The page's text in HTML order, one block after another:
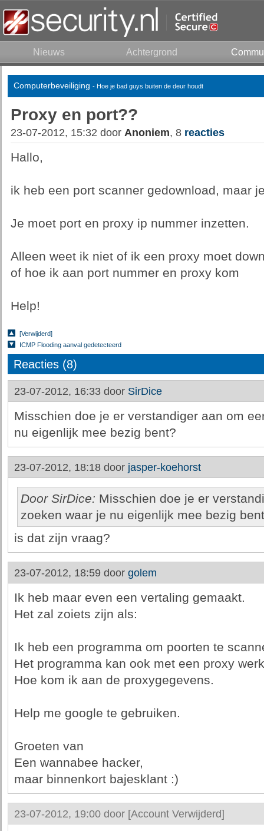
Nieuws Achtergrond
Computerbeveiliging - Hoe je bad guys buiten de deur houdt
Proxy en port??
23-07-2012, 15:32 door Anoniem, 8 reacties
Hallo,
ik heb een port scanner gedownload, maar
Je moet port en proxy ip nummer inzetten.
Alleen weet ik niet of ik een proxy moet
of hoe ik aan port nummer en proxy kom
Help!
[Verwijderd]
ICMP Flooding aanval gedetecteerd
Reacties (8)
23-07-2012, 16:33 door SirDice
Misschien doe je er verstandiger aan om
nu eigenlijk mee bezig bent?
23-07-2012, 18:18 door jasper-koehorst
Door SirDice: Misschien doe je er
zoeken waar je nu eigenlijk mee bezig
is dat zijn vraag?
23-07-2012, 18:59 door golem
Ik heb maar even een vertaling gemaakt.
Het zal zoiets zijn als:
Ik heb een programma om poorten te
Het programma kan ook met een proxy
Hoe kom ik aan de proxygegevens.
Help me google te gebruiken.
Groeten van
Een wannabee hacker,
maar binnenkort bajesklant :)
23-07-2012, 19:00 door [Account Verwijderd]